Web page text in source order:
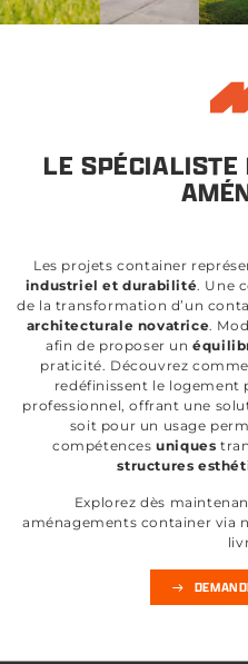
LE SPÉCIALISTE
Les projets container
industriel et durabilité. Une
de la transformation d’un
architecturale novatrice.
afin de proposer un
praticité. Découvrez
redéfinissent le logement
professionnel, offrant une
soit pour un usage
compétences uniques
structures
Explorez dès
aménagements container via